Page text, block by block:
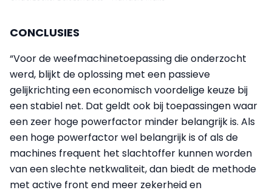
CONCLUSIES
“Voor de weefmachinetoepassing die onderzocht
werd, blijkt de oplossing met een passieve
gelijkrichting een economisch voordelige keuze bij
een stabiel net. Dat geldt ook bij toepassingen waar
een zeer hoge power­factor minder belangrijk is. Als
een hoge powerfactor wel belangrijk is of als de
machines frequent het slachtoffer kunnen worden
van een slechte netkwaliteit, dan biedt de methode
met active front end meer zekerheid en